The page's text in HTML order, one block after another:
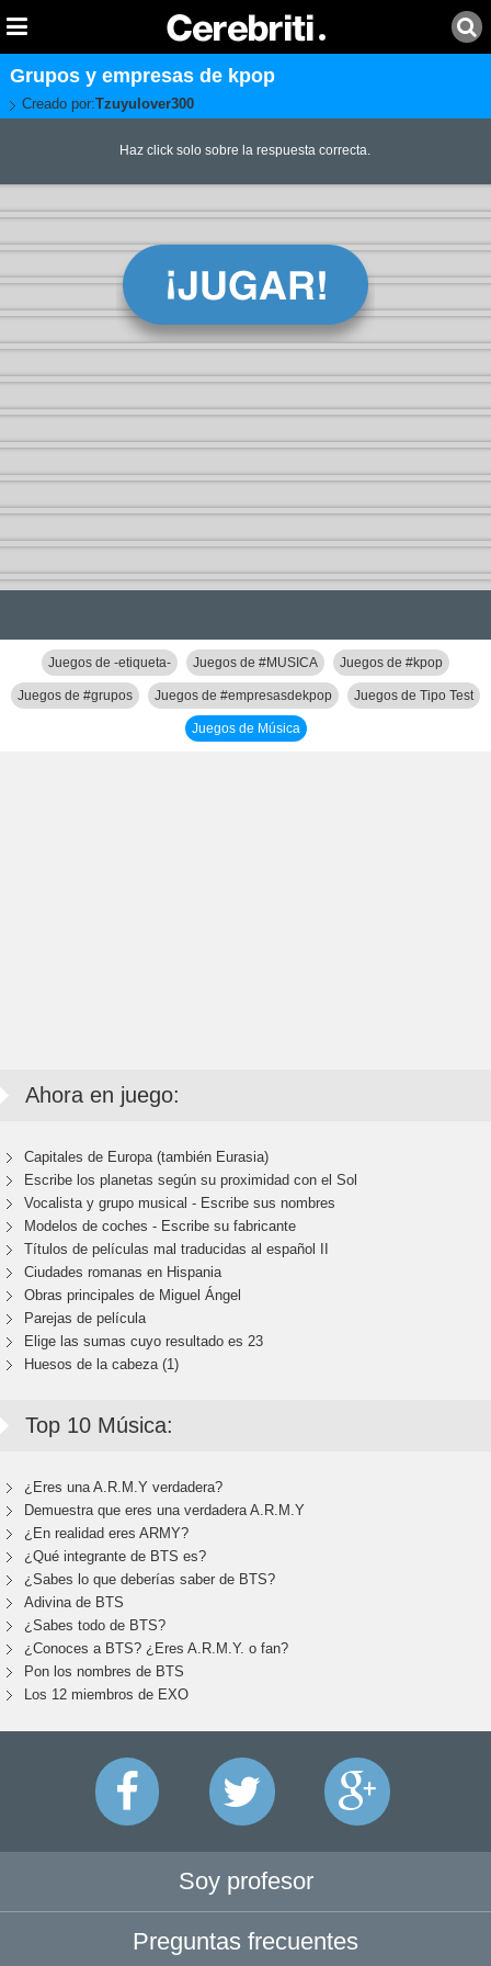
Grupos y empresas de kpop
Creado por:Tzuyulover300
Haz click solo sobre la respuesta correcta.
Juegos de -etiqueta- Juegos de #MUSICA Juegos de #kpop
Juegos de #grupos Juegos de #empresasdekpop Juegos de Tipo Test
Juegos de Música
Ahora en juego:
Capitales de Europa (también Eurasia)
Escribe los planetas según su proximidad con el Sol
Vocalista y grupo musical - Escribe sus nombres
Modelos de coches - Escribe su fabricante
Títulos de películas mal traducidas al español II
Ciudades romanas en Hispania
Obras principales de Miguel Ángel
Parejas de película
Elige las sumas cuyo resultado es 23
Huesos de la cabeza (1)
Top 10 Música:
¿Eres una A.R.M.Y verdadera?
Demuestra que eres una verdadera A.R.M.Y
¿En realidad eres ARMY?
¿Qué integrante de BTS es?
¿Sabes lo que deberías saber de BTS?
Adivina de BTS
¿Sabes todo de BTS?
¿Conoces a BTS? ¿Eres A.R.M.Y. o fan?
Pon los nombres de BTS
Los 12 miembros de EXO
Soy profesor
Preguntas frecuentes